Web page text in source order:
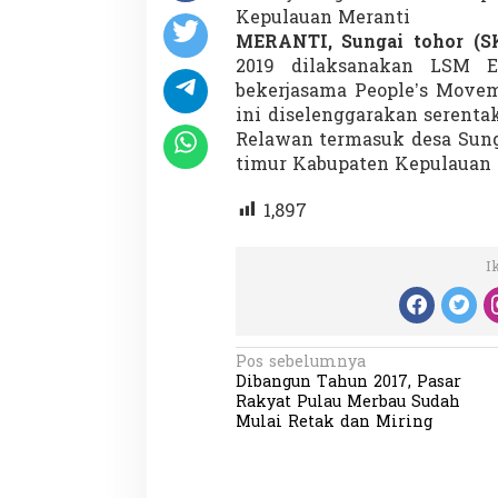
Kepulauan Meranti
MERANTI, Sungai tohor
2019 dilaksanakan LSM
bekerjasama People’s
ini diselenggarakan
Relawan termasuk desa
timur Kabupaten Kepulauan
1,897
N
a
v
Pos sebelumnya
Dibangun Tahun 2017, Pasar
Rakyat Pulau Merbau Sudah
Mulai Retak dan Miring